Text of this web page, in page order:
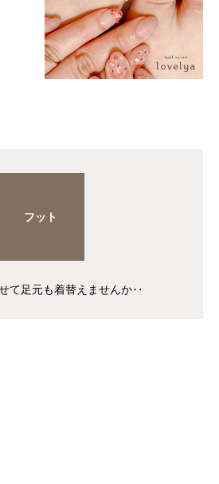
フット
て足元も着替えませんか‥